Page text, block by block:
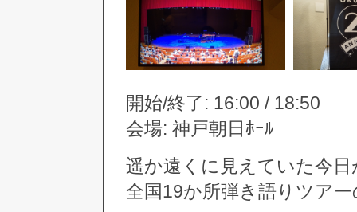
開始/終了: 16:00 / 18:50
会場: 神戸朝日ﾎｰﾙ
遥か遠くに見えていた今
全国19か所弾き語りツア